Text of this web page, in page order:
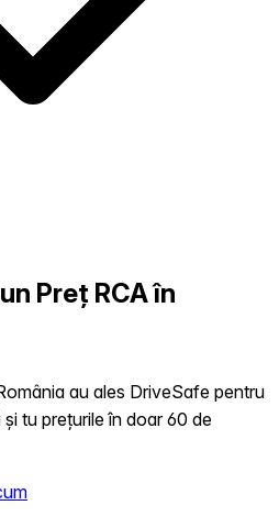
Preț RCA în
au ales DriveSafe pentru
tu prețurile în doar 60 de